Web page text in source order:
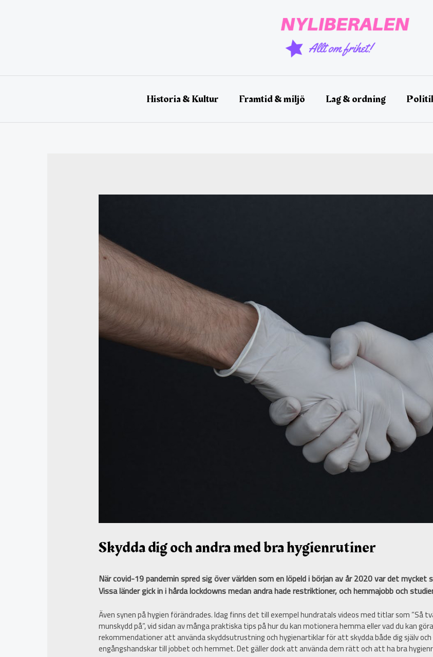
Historia & Kultur Framtid & miljö Lag & ordning
Skydda dig och andra med bra hygienrutiner
När covid-19 pandemin spred sig över världen som en löpeld i början av år 2020 var det
Vissa länder gick in i hårda lockdowns medan andra hade restriktioner, och hemmajobb och
Även synen på hygien förändrades. Idag finns det till exempel hundratals videos med titlar som
munskydd på”, vid sidan av många praktiska tips på hur du kan motionera hemma eller vad du kan
rekommendationer att använda skyddsutrustning och hygienartiklar för att skydda både dig själv
engångshandskar till jobbet och hemmet. Det gäller dock att använda dem rätt och att ha bra